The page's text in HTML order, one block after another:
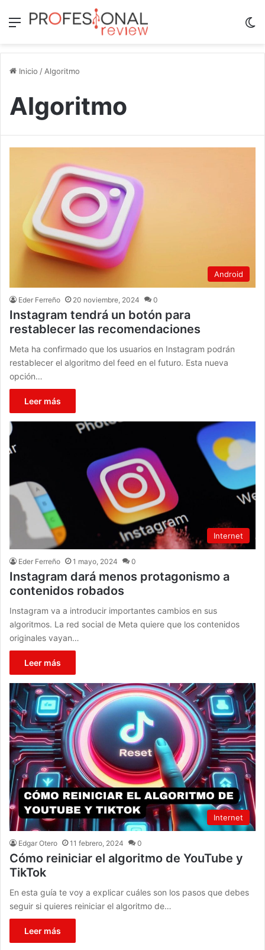
Menú
Inicio /Algoritmo
Algoritmo
Android
Eder Ferreño 20 noviembre, 2024 0
Instagram tendrá un botón para
restablecer las recomendaciones
Meta ha confirmado que los usuarios en Instagram podrán
restablecer el algoritmo del feed en el futuro. Esta nueva
opción…
Leer más
Internet
Eder Ferreño 1 mayo, 2024 0
Instagram dará menos protagonismo a
contenidos robados
Instagram va a introducir importantes cambios en sus
algoritmos. La red social de Meta quiere que los contenidos
originales vayan…
Leer más
Internet
Edgar Otero 11 febrero, 2024 0
Cómo reiniciar el algoritmo de YouTube y
TikTok
En esta guía te voy a explicar cuáles son los pasos que debes
seguir si quieres reiniciar el algoritmo de…
Leer más